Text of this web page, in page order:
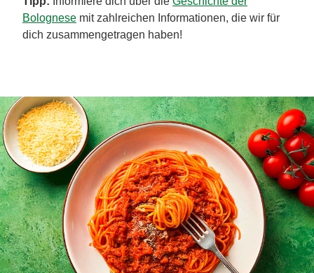
Bolognese mit zahlreichen Informationen, die wir für
dich zusammengetragen haben!